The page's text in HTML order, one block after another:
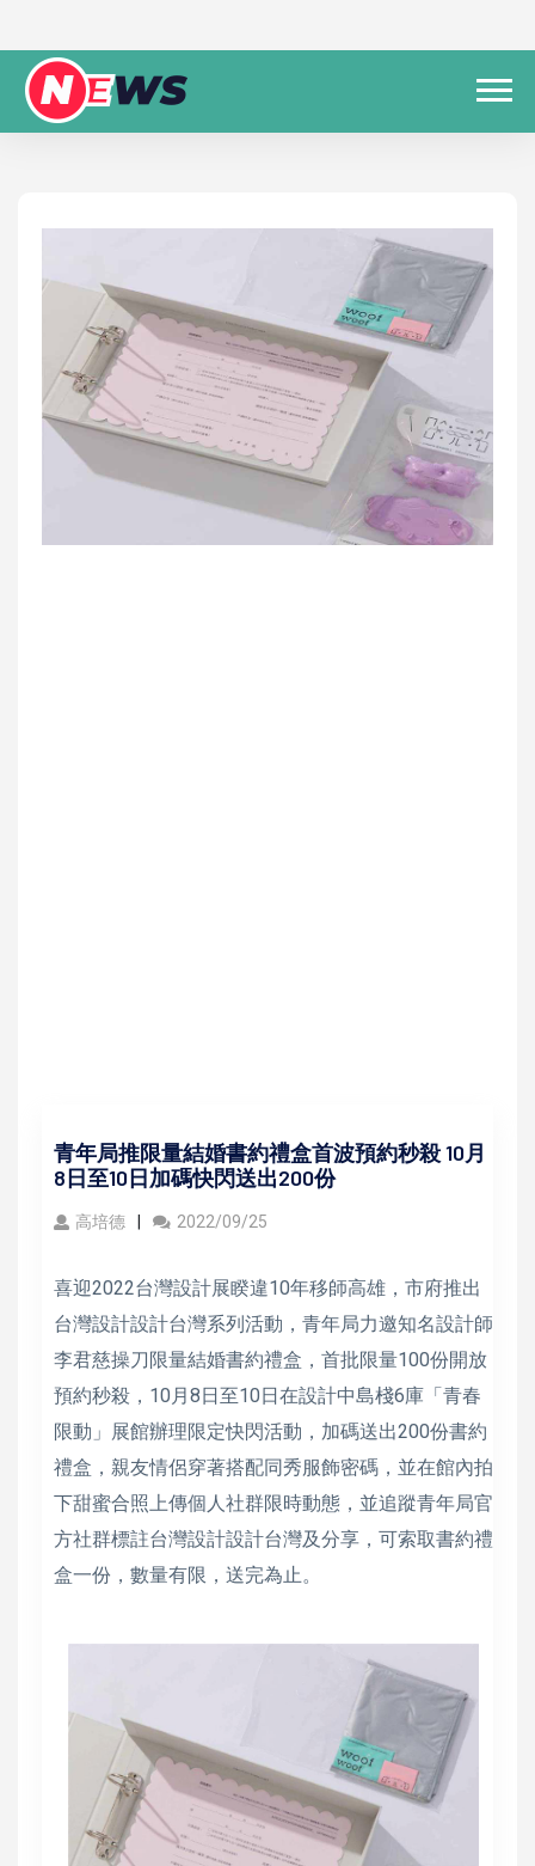
青年局推限量結婚書約禮盒首波預約秒殺 10月
8日至10日加碼快閃送出200份
高培德 2022/09/25
喜迎2022台灣設計展睽違10年移師高雄，市府推出
台灣設計設計台灣系列活動，青年局力邀知名設計師
李君慈操刀限量結婚書約禮盒，首批限量100份開放
預約秒殺，10月8日至10日在設計中島棧6庫「青春
限動」展館辦理限定快閃活動，加碼送出200份書約
禮盒，親友情侶穿著搭配同秀服飾密碼，並在館內拍
下甜蜜合照上傳個人社群限時動態，並追蹤青年局官
方社群標註台灣設計設計台灣及分享，可索取書約禮
盒一份，數量有限，送完為止。